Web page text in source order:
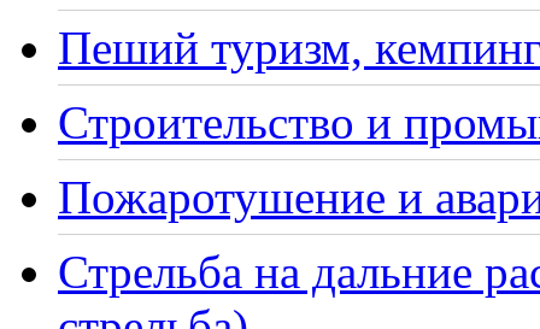
Пеший туризм,
Строительство и
Пожаротушение и
Стрельба на дальние